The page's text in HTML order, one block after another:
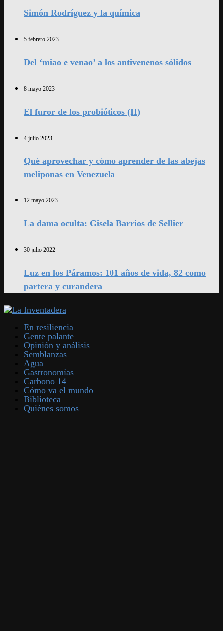
Simón Rodríguez y la química
5 febrero 2023
Del ‘miao e venao’ a los antivenenos sólidos
8 mayo 2023
El furor de los probióticos (II)
4 julio 2023
Qué aprovechar y cómo aprender de las abejas
meliponas en Venezuela
12 mayo 2023
La dama oculta: Gisela Barrios de Sellier
30 julio 2022
Luz en los Páramos: 101 años de vida, 82 como
partera y curandera
En resiliencia
Gente palante
Opinión y análisis
Semblanzas
Agua
Gastronomías
Carbono 14
Cómo va el mundo
Biblioteca
Quiénes somos